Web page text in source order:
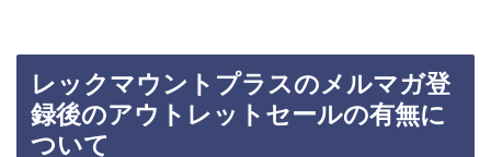
レックマウントプラスのメルマガ登
録後のアウトレットセールの有無に
ついて